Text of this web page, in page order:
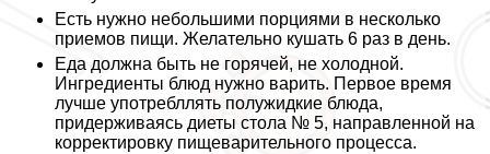
Есть нужно небольшими порциями в несколько
приемов пищи. Желательно кушать 6 раз в день.
Еда должна быть не горячей, не холодной.
Ингредиенты блюд нужно варить. Первое время
лучше употрeбллять полужидкие блюда,
придерживаясь диеты стола № 5, направленной на
корректировку пищеварительного процесса.